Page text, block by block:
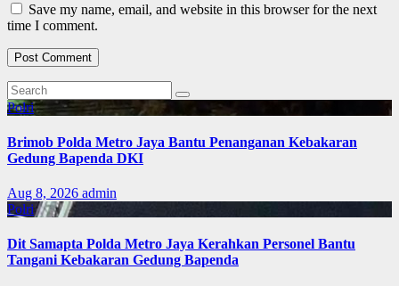
Save my name, email, and website in this browser for the next
time I comment.
Polri
Brimob Polda Metro Jaya Bantu Penanganan Kebakaran
Gedung Bapenda DKI
Aug 8, 2026 admin
Polri
Dit Samapta Polda Metro Jaya Kerahkan Personel Bantu
Tangani Kebakaran Gedung Bapenda